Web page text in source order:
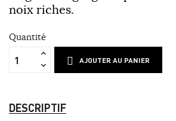
noix riches.
Quantité
AJOUTER AU PANIER
DESCRIPTIF